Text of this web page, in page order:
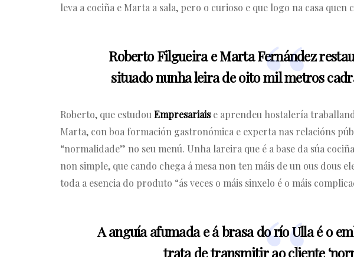
leva a cociña e Marta a sala, pero o curioso e que logo na casa quen
Roberto Filgueira e Marta Fernández
situado nunha leira de oito mil metros
Roberto, que estudou Empresariaise aprendeu hostalería
Marta, con boa formación gastronómica e experta nas relacións
“normalidade” no seu menú. Unha lareira que é a base da súa
non simple, que cando chega á mesa non ten máis de un ous dous
toda a esencia do produto “ás veces o máis sinxelo é o máis
A anguía afumada e á brasa do río Ulla é o
trata de transmitir ao cliente